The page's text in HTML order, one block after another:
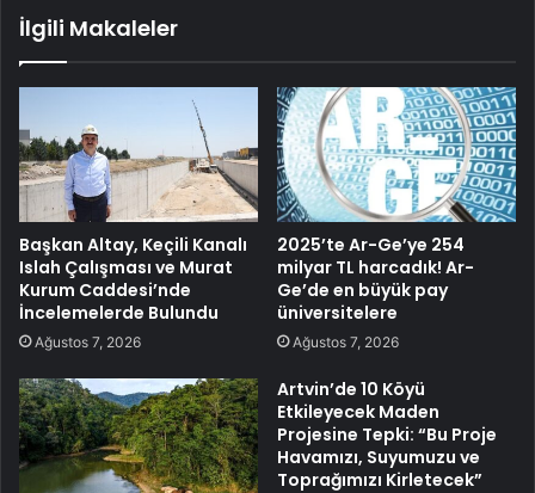
İlgili Makaleler
Başkan Altay, Keçili Kanalı
Islah Çalışması ve Murat
Kurum Caddesi’nde
İncelemelerde Bulundu
Ağustos 7, 2026
2025’te Ar-Ge’ye 254
milyar TL harcadık! Ar-
Ge’de en büyük pay
üniversitelere
Ağustos 7, 2026
Artvin’de 10 Köyü
Etkileyecek Maden
Projesine Tepki: “Bu Proje
Havamızı, Suyumuzu ve
Toprağımızı Kirletecek”